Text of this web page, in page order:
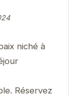
niché à
Réservez